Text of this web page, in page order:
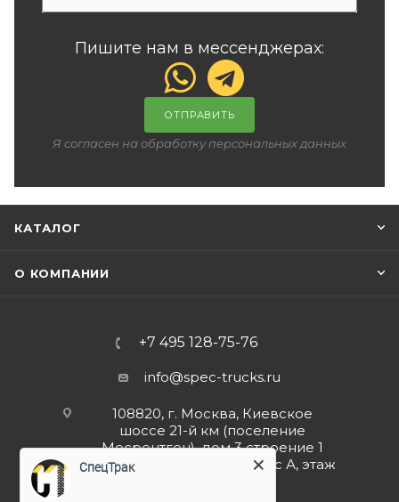
Пишите нам в мессенджерах:
ОТПРАВИТЬ
Я согласен на обработку персональных данных
КАТАЛОГ
О КОМПАНИИ
+7 495 128-75-76
info@spec-trucks.ru
108820, г. Москва, Киевское
шоссе 21-й км (поселение
Мосрентген), дом 3 строение 1
(Бизнес-центр G10), корпус А, этаж
СпецТрак